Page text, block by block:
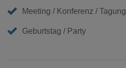
Meeting / Konferenz / Tagung
Geburtstag / Party